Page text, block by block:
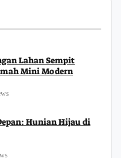
Lahan Sempit
Mini Modern
Hunian Hijau di